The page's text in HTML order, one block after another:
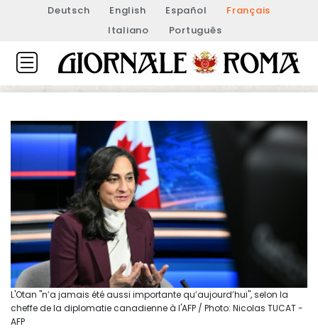
Deutsch English Español
Français
Italiano
Português
L'Otan "n’a jamais été aussi importante qu’aujourd’hui", selon la
cheffe de la diplomatie canadienne à l'AFP / Photo: Nicolas TUCAT -
AFP